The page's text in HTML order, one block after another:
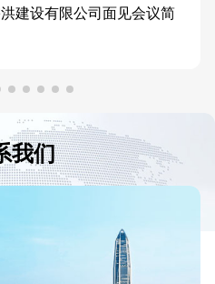
建设有限公司面见会议简
我们